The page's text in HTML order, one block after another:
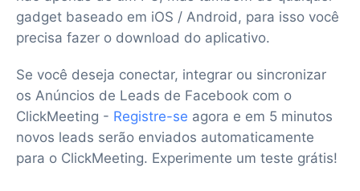
gadget baseado em iOS / Android, para isso você
precisa fazer o download do aplicativo.
Se você deseja conectar, integrar ou sincronizar
os Anúncios de Leads de Facebook com o
ClickMeeting - Registre-se agora e em 5 minutos
novos leads serão enviados automaticamente
para o ClickMeeting. Experimente um teste grátis!